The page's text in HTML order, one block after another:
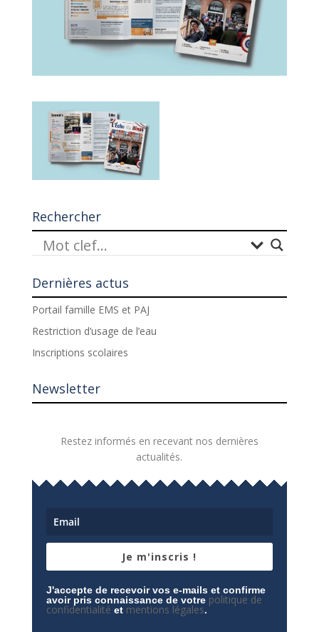
Rechercher
Dernières actus
Portail famille EMS et PAJ
Restriction d’usage de l’eau
Inscriptions scolaires
Newsletter
Restez informés en recevant nos dernières
actualités.
Je m'inscris !
J'accepte de recevoir vos e-mails et confirme
avoir pris connaissance de votre politique de
confidentialité et mentions légales.